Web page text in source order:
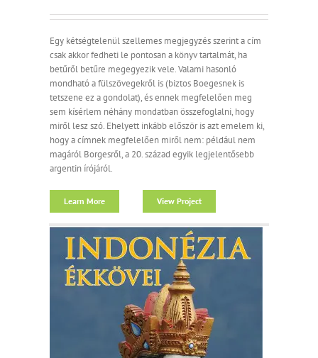
Egy kétségtelenül szellemes megjegyzés szerint a cím
csak akkor fedheti le pontosan a könyv tartalmát, ha
betűről betűre megegyezik vele. Valami hasonló
mondható a fülszövegekről is (biztos Boegesnek is
tetszene ez a gondolat), és ennek megfelelően meg
sem kísérlem néhány mondatban összefoglalni, hogy
miről lesz szó. Ehelyett inkább először is azt emelem ki,
hogy a címnek megfelelően miről nem: például nem
magáról Borgesről, a 20. század egyik legjelentősebb
argentin írójáról.
Learn More View Project